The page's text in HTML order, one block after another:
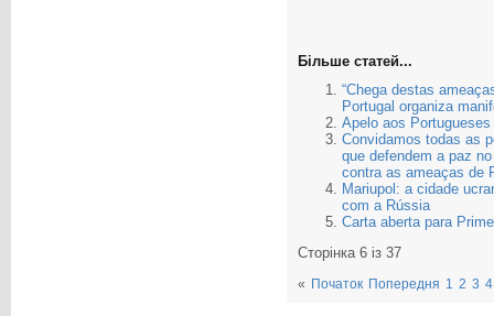
Більше статей...
“Chega destas
Portugal organiza
Apelo aos Portugueses
Convidamos todas as
que defendem a paz
contra as ameaças de
Mariupol: a cidade
com a Rússia
Carta aberta para
Сторінка 6 із 37
« Початок Попередня 1 2 3 4